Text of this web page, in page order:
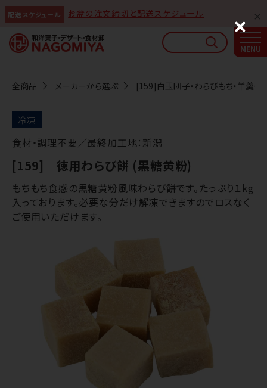
配送スケジュール お盆の注文締切と配送スケジュール
全商品 メーカーから選ぶ [159]白玉団子・わらびもち・羊羹・プ
冷凍
食材・調理不要／最終加工地：新潟
[159] 徳用わらび餅 (黒糖黄粉)
もちもち食感の黒糖黄粉風味わらび餅です。たっぷり１kg
入っております。必要な分だけ解凍できますのでロスなく
ご使用いただけます。
なごみやAIガイド
AIがなごみやの使い方をお答えします
C
l
o